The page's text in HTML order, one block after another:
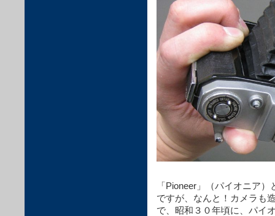
「Pioneer」（パイオニア
ですが、なんと！カメラも
で、昭和３０年頃に、パイ